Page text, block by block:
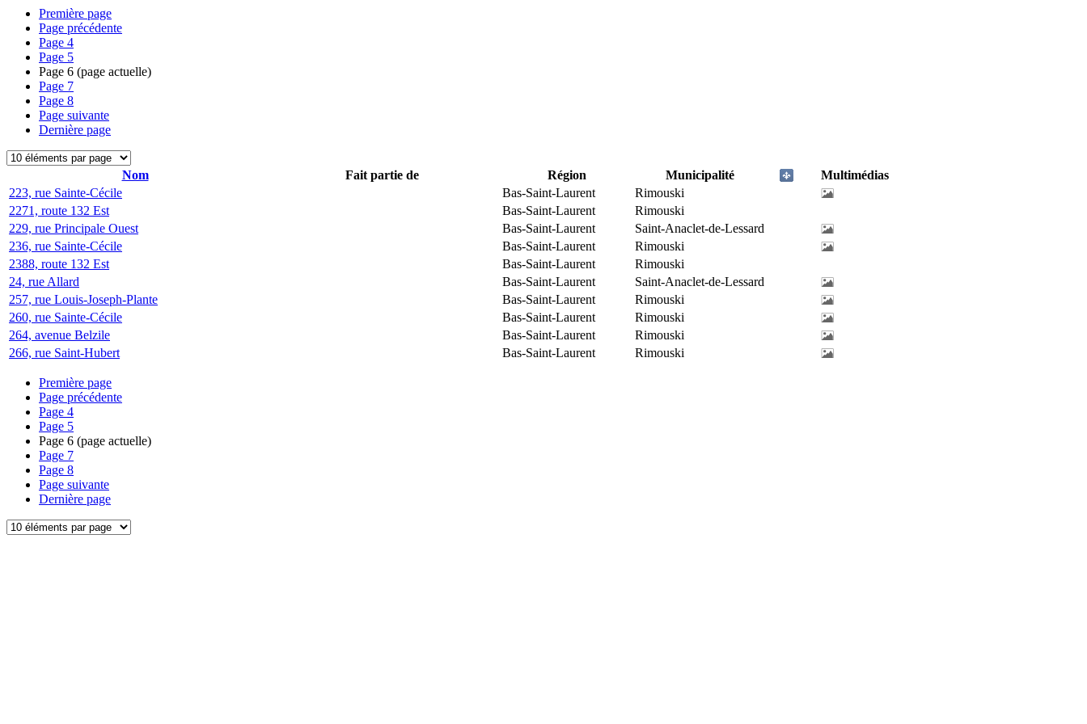
Première page
Page précédente
Page 4
Page 5
Page 6 (page actuelle)
Page 7
Page 8
Page suivante
Dernière page
Nom Fait partie de Région Municipalité
Multimédias
223, rue Sainte-Cécile
Bas-Saint-Laurent
Rimouski
2271, route 132 Est
Bas-Saint-Laurent
Rimouski
229, rue Principale Ouest
Bas-Saint-Laurent
Saint-Anaclet-de-Lessard
236, rue Sainte-Cécile
Bas-Saint-Laurent
Rimouski
2388, route 132 Est
Bas-Saint-Laurent
Rimouski
24, rue Allard
Bas-Saint-Laurent
Saint-Anaclet-de-Lessard
257, rue Louis-Joseph-Plante
Bas-Saint-Laurent
Rimouski
260, rue Sainte-Cécile
Bas-Saint-Laurent
Rimouski
264, avenue Belzile
Bas-Saint-Laurent
Rimouski
266, rue Saint-Hubert
Bas-Saint-Laurent Rimouski
Première page
Page précédente
Page 4
Page 5
Page 6 (page actuelle)
Page 7
Page 8
Page suivante
Dernière page